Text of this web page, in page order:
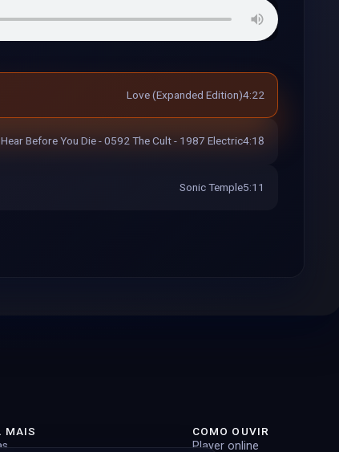
Love (Expanded Edition)4:22
Before You Die - 0592 The Cult - 1987 Electric4:18
Sonic Temple5:11
MAIS COMO OUVIR
Player online